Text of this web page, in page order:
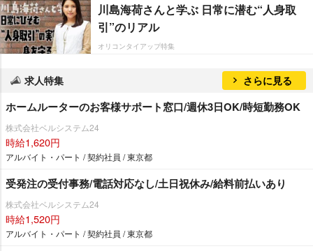
川島海荷さんと学ぶ 日常に潜む“人身取
引”のリアル
オリコンタイアップ特集
求人特集 さらに見る
ホームルーターのお客様サポート窓口/週休3日OK/時短勤務OK
株式会社ベルシステム24
時給1,620円
アルバイト・パート / 契約社員 / 東京都
受発注の受付事務/電話対応なし/土日祝休み/給料前払いあり
株式会社ベルシステム24
時給1,520円
アルバイト・パート / 契約社員 / 東京都